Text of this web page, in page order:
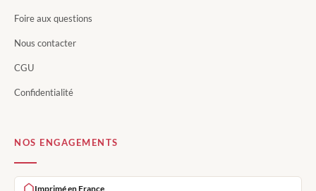
Foire aux questions
Nous contacter
CGU
Confidentialité
NOS ENGAGEMENTS
Imprimé en France